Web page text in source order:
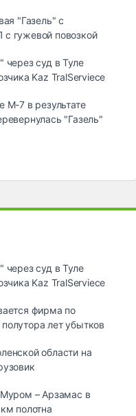
"Газель" с
гужевой повозкой
через суд в Туле
Kaz TralServiece
М-7 в результате
"Газель"
через суд в Туле
Kaz TralServiece
фирма по
лет убытков
области на
– Арзамас в
полотна